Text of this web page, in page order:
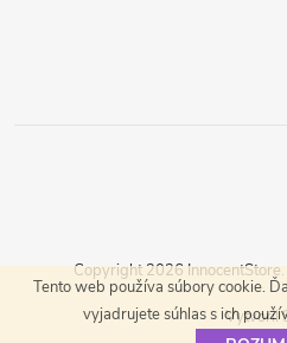
Tento web používa súbory cookie.
vyjadrujete súhlas s ichVytvoril
Copyright 2026 InnocentStore